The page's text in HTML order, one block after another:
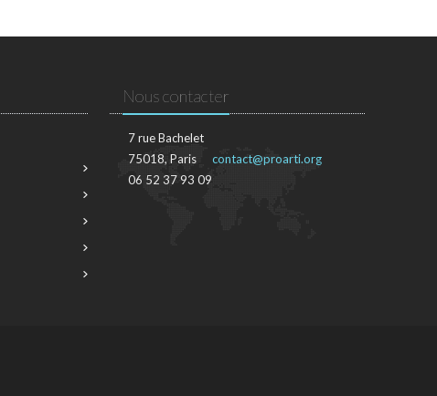
Nous contacter
7 rue Bachelet
75018, Paris
06 52 37 93 09
contact@proarti.org